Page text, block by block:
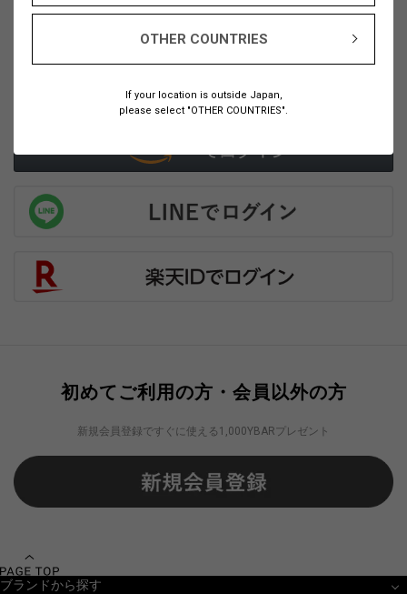
OTHER COUNTRIES
If your location is outside Japan,
please select "OTHER COUNTRIES".
こちら
または
初めてご利用の方・会員以外の方
新規会員登録ですぐに使える1,000YBARプレゼント
ブランドから探す